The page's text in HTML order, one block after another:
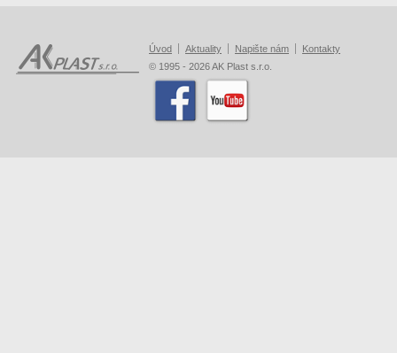
Úvod Aktuality Napište nám
Kontakty
© 1995 - 2026 AK Plast s.r.o.